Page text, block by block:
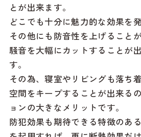
とが出来ます。
どこでも十分に魅力的な効果を発
その他にも防音性を上げること
騒音を大幅にカットすることが
す。
その為、寝室やリビングも落ち
空間をキープすることが出来る
ョンの大きなメリットです。
防犯効果も期待できる特徴のあ